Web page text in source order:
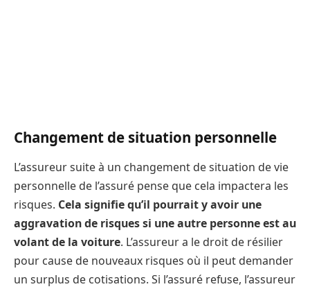
Changement de situation personnelle
L’assureur suite à un changement de situation de vie
personnelle de l’assuré pense que cela impactera les
risques. Cela signifie qu’il pourrait y avoir une
aggravation de risques si une autre personne est au
volant de la voiture. L’assureur a le droit de résilier
pour cause de nouveaux risques où il peut demander
un surplus de cotisations. Si l’assuré refuse, l’assureur